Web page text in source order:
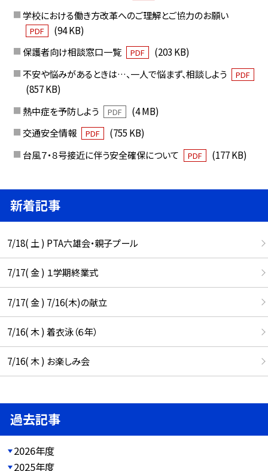
学校における働き方改革へのご理解とご協力のお願い
PDF
(94 KB)
保護者向け相談窓口一覧
PDF
(203 KB)
不安や悩みがあるときは…、一人で悩まず、相談しよう
PDF
(857 KB)
熱中症を予防しよう
PDF
(4 MB)
交通安全情報
PDF
(755 KB)
台風７・８号接近に伴う安全確保について
PDF (177 KB)
新着記事
7/18( 土 ) PTA六雄会・親子プール
7/17( 金 ) １学期終業式
7/17( 金 ) 7/16(木)の献立
7/16( 木 ) 着衣泳（６年）
7/16( 木 ) お楽しみ会
過去記事
2026年度
2025年度